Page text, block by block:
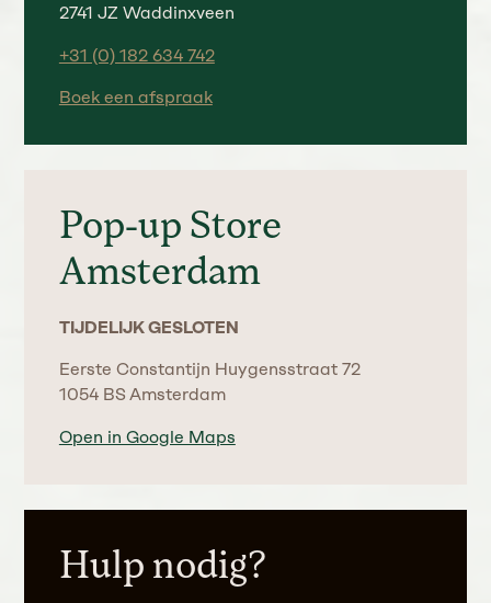
2741 JZ Waddinxveen
+31 (0) 182 634 742
Boek een afspraak
Pop-up Store
Amsterdam
TIJDELIJK GESLOTEN
Eerste Constantijn Huygensstraat 72
1054 BS Amsterdam
Open in Google Maps
Hulp nodig?